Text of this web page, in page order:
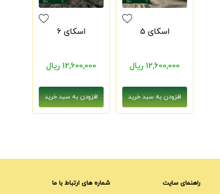
اسکای 5
12,600,000 ریال
اسکای 6
12,600,000 ریال
راهنمای سایت شماره های ارتباط با ما